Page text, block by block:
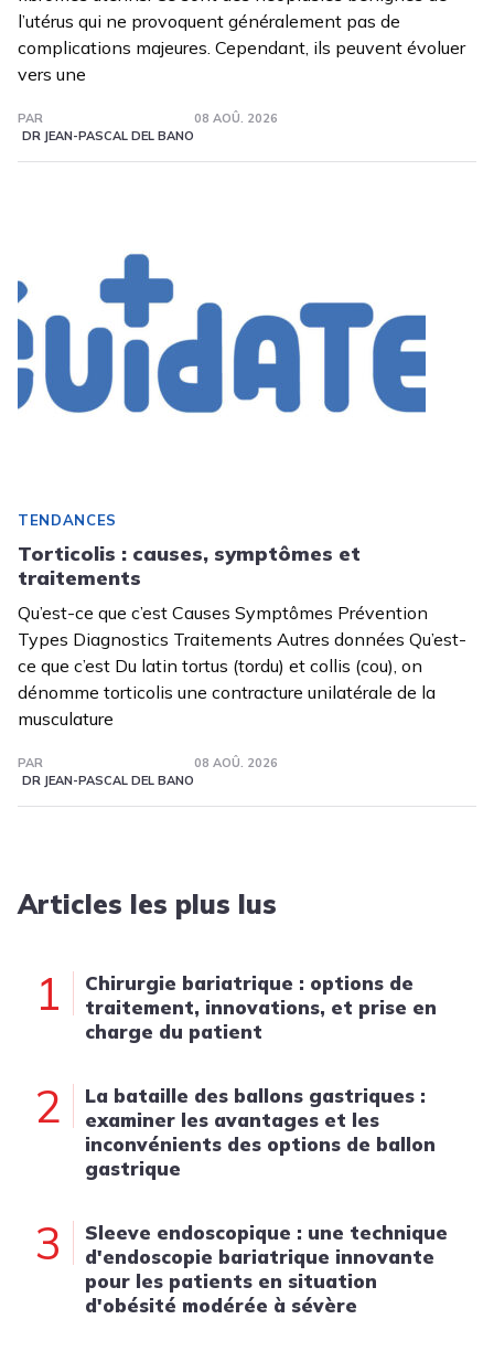
l’utérus qui ne provoquent généralement pas de
complications majeures. Cependant, ils peuvent évoluer
vers une
PAR
DR JEAN-PASCAL DEL BANO
08 AOÛ. 2026
TENDANCES
Torticolis : causes, symptômes et
traitements
Qu’est-ce que c’est Causes Symptômes Prévention
Types Diagnostics Traitements Autres données Qu’est-
ce que c’est Du latin tortus (tordu) et collis (cou), on
dénomme torticolis une contracture unilatérale de la
musculature
PAR
DR JEAN-PASCAL DEL BANO
08 AOÛ. 2026
Articles les plus lus
1
Chirurgie bariatrique : options de
traitement, innovations, et prise en
charge du patient
2
La bataille des ballons gastriques :
examiner les avantages et les
inconvénients des options de ballon
gastrique
3
Sleeve endoscopique : une technique
d'endoscopie bariatrique innovante
pour les patients en situation
d'obésité modérée à sévère